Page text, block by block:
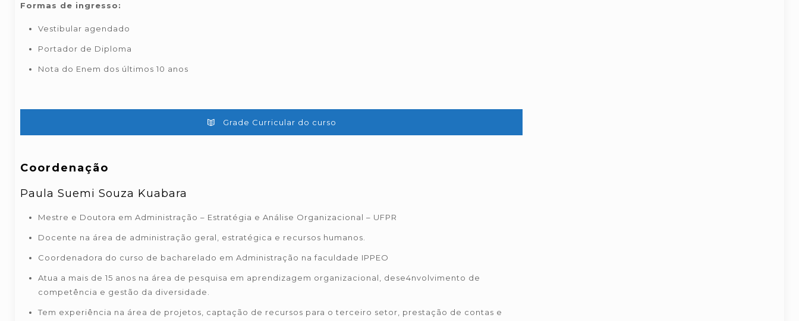
Formas de ingresso:
Vestibular agendado
Portador de Diploma
Nota do Enem dos últimos 10 anos
Grade Curricular do curso
Coordenação
Paula Suemi Souza Kuabara
Mestre e Doutora em Administração – Estratégia e Análise Organizacional – UFPR
Docente na área de administração geral, estratégica e recursos humanos.
Coordenadora do curso de bacharelado em Administração na faculdade IPPEO
Atua a mais de 15 anos na área de pesquisa em aprendizagem organizacional, dese4nvolvimento de
competência e gestão da diversidade.
Tem experiência na área de projetos, captação de recursos para o terceiro setor, prestação de contas e